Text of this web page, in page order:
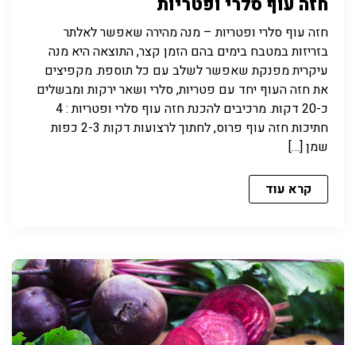
חזה עוף סלרי ופטריות – מנה מהירה שאפשר לאלתר
בזריזות במטבח בימים בהם הזמן קצר, התוצאה היא מנה
עיקרית מפנקת שאפשר לשלב עם כל תוספת. מקפיצים
את חזה העוף יחד עם פטריות, סלרי ושאר ירקות ומבשלים
כ-20 דקות. מרכיבים להכנת חזה עוף סלרי ופטריות : 4
חתיכות חזה עוף פרוס, לחתוך לרצועות דקות 2-3 כפות
שמן […]
קרא עוד